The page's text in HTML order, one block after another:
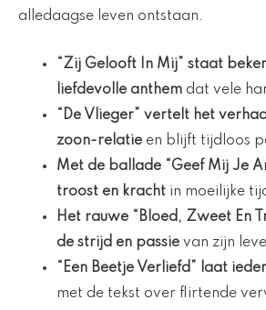
alledaagse leven ontstaan.
“Zij Gelooft In Mij” staat
liefdevolle anthem dat vele
“De Vlieger” vertelt het
zoon-relatie en blijft tijdloos
Met de ballade “Geef Mij Je
troost en kracht in moeilijke
Het rauwe “Bloed, Zweet En
de strijd en passie van zijn
“Een Beetje Verliefd” laat
met de tekst over flirtende